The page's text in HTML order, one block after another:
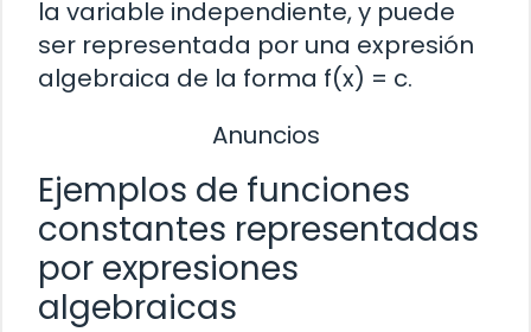
la variable independiente, y puede
ser representada por una expresión
algebraica de la forma f(x) = c.
Anuncios
Ejemplos de funciones
constantes representadas
por expresiones
algebraicas